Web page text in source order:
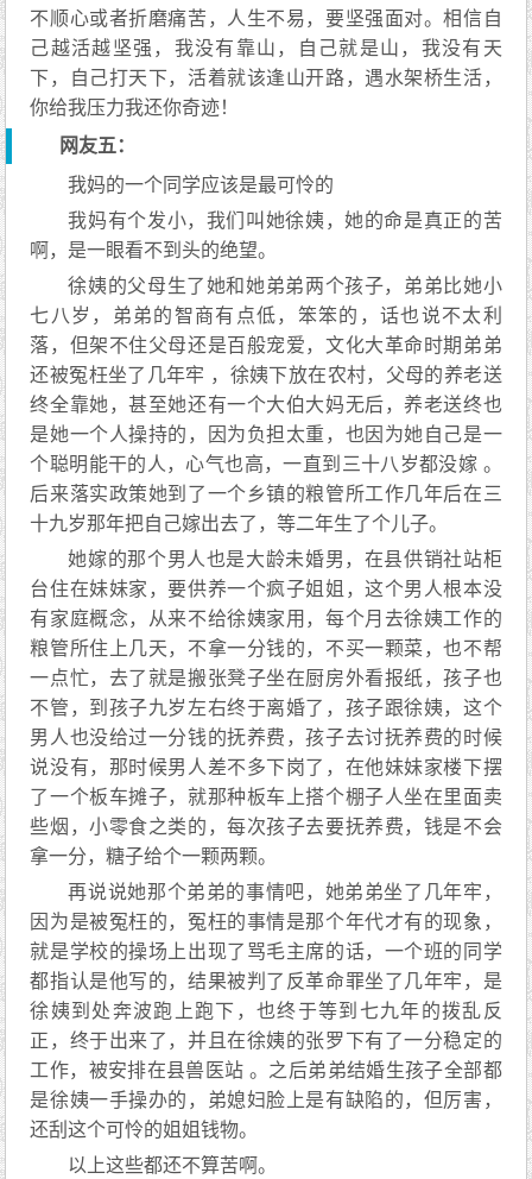
不顺心或者折磨痛苦，人生不易，要坚强面对。相信自
己越活越坚强，我没有靠山，自己就是山，我没有天
下，自己打天下，活着就该逢山开路，遇水架桥生活，
你给我压力我还你奇迹！
网友五：
我妈的一个同学应该是最可怜的
我妈有个发小，我们叫她徐姨，她的命是真正的苦
啊，是一眼看不到头的绝望。
徐姨的父母生了她和她弟弟两个孩子，弟弟比她小
七八岁，弟弟的智商有点低，笨笨的，话也说不太利
落，但架不住父母还是百般宠爱，文化大革命时期弟弟
还被冤枉坐了几年牢 ，徐姨下放在农村，父母的养老送
终全靠她，甚至她还有一个大伯大妈无后，养老送终也
是她一个人操持的，因为负担太重，也因为她自己是一
个聪明能干的人，心气也高，一直到三十八岁都没嫁 。
后来落实政策她到了一个乡镇的粮管所工作几年后在三
十九岁那年把自己嫁出去了，等二年生了个儿子。
她嫁的那个男人也是大龄未婚男，在县供销社站柜
台住在妹妹家，要供养一个疯子姐姐，这个男人根本没
有家庭概念，从来不给徐姨家用，每个月去徐姨工作的
粮管所住上几天，不拿一分钱的，不买一颗菜，也不帮
一点忙，去了就是搬张凳子坐在厨房外看报纸，孩子也
不管，到孩子九岁左右终于离婚了，孩子跟徐姨，这个
男人也没给过一分钱的抚养费，孩子去讨抚养费的时候
说没有，那时候男人差不多下岗了，在他妹妹家楼下摆
了一个板车摊子，就那种板车上搭个棚子人坐在里面卖
些烟，小零食之类的，每次孩子去要抚养费，钱是不会
拿一分，糖子给个一颗两颗。
再说说她那个弟弟的事情吧，她弟弟坐了几年牢，
因为是被冤枉的，冤枉的事情是那个年代才有的现象，
就是学校的操场上出现了骂毛主席的话，一个班的同学
都指认是他写的，结果被判了反革命罪坐了几年牢，是
徐姨到处奔波跑上跑下，也终于等到七九年的拨乱反
正，终于出来了，并且在徐姨的张罗下有了一分稳定的
工作，被安排在县兽医站 。之后弟弟结婚生孩子全部都
是徐姨一手操办的，弟媳妇脸上是有缺陷的，但厉害，
还刮这个可怜的姐姐钱物。
以上这些都还不算苦啊。